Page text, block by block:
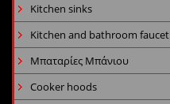
Kitchen sinks
Kitchen and bathroom faucet
Μπαταρίες Μπάνιου
Cooker hoods